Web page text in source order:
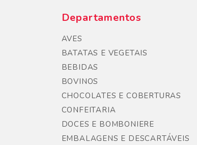
Departamentos
AVES
BATATAS E VEGETAIS
BEBIDAS
BOVINOS
CHOCOLATES E COBERTURAS
CONFEITARIA
DOCES E BOMBONIERE
EMBALAGENS E DESCARTÁVEIS